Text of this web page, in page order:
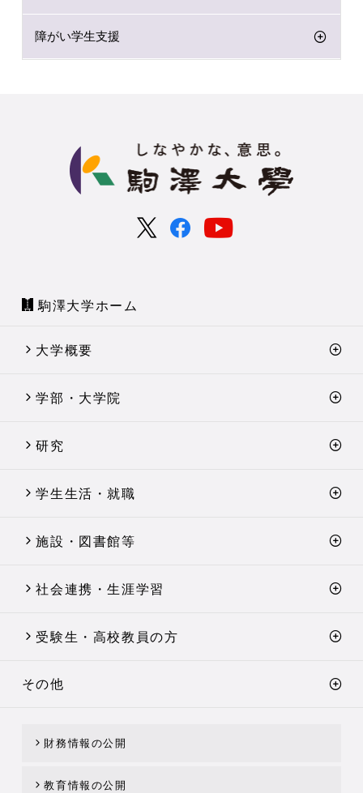
障がい学生支援
駒澤大学ホーム
大学概要
学部・大学院
研究
学生生活・就職
施設・図書館等
社会連携・生涯学習
受験生・高校教員の方
その他
財務情報の公開
教育情報の公開